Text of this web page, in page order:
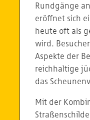
Rundgänge
eröffnet sich
heute oft als
wird.
Aspekte der
reichhaltige
das
Mit der